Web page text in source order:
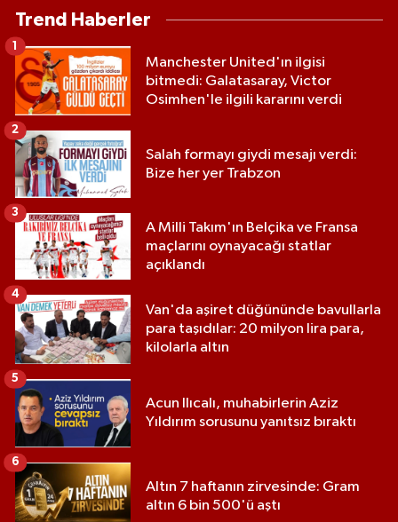
Trend Haberler
Manchester United'ın ilgisi
bitmedi: Galatasaray, Victor
Osimhen'le ilgili kararını verdi
1
Salah formayı giydi mesajı verdi:
Bize her yer Trabzon
2
A Milli Takım'ın Belçika ve Fransa
maçlarını oynayacağı statlar
açıklandı
3
Van'da aşiret düğününde bavullarla
para taşıdılar: 20 milyon lira para,
kilolarla altın
4
Acun Ilıcalı, muhabirlerin Aziz
Yıldırım sorusunu yanıtsız bıraktı
5
Altın 7 haftanın zirvesinde: Gram
altın 6 bin 500'ü aştı
6